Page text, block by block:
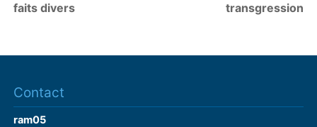
faits divers transgression
Contact
ram05